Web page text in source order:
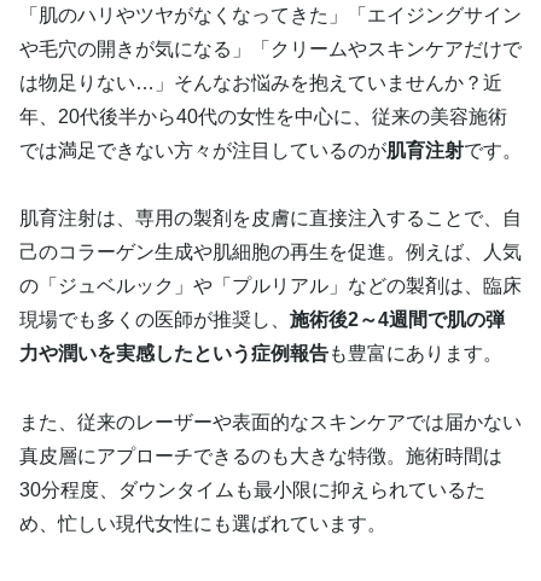
「肌のハリやツヤがなくなってきた」「エイジングサイン
や毛穴の開きが気になる」「クリームやスキンケアだけで
は物足りない…」そんなお悩みを抱えていませんか？近
年、20代後半から40代の女性を中心に、従来の美容施術
では満足できない方々が注目しているのが肌育注射です。
肌育注射は、専用の製剤を皮膚に直接注入することで、自
己のコラーゲン生成や肌細胞の再生を促進。例えば、人気
の「ジュベルック」や「プルリアル」などの製剤は、臨床
現場でも多くの医師が推奨し、 施術後2～4週間で肌の弾
力や潤いを実感したという症例報告も豊富にあります。
また、従来のレーザーや表面的なスキンケアでは届かない
真皮層にアプローチできるのも大きな特徴。施術時間は
30分程度、ダウンタイムも最小限に抑えられているた
め、忙しい現代女性にも選ばれています。